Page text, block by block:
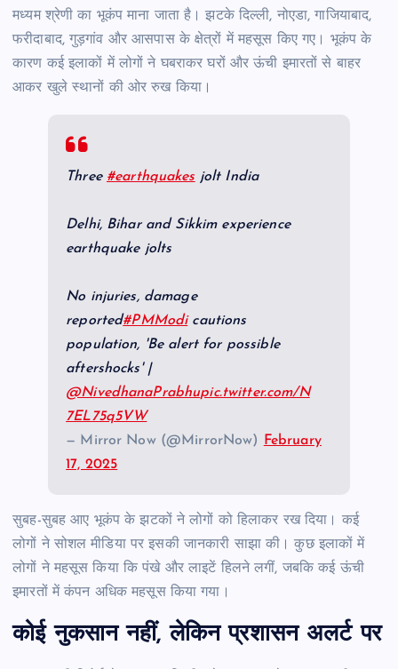
मध्यम श्रेणी का भूकंप माना जाता है। झटके दिल्ली, नोएडा, गाजियाबाद,
फरीदाबाद, गुड़गांव और आसपास के क्षेत्रों में महसूस किए गए। भूकंप के
कारण कई इलाकों में लोगों ने घबराकर घरों और ऊंची इमारतों से बाहर
आकर खुले स्थानों की ओर रुख किया।
Three #earthquakes jolt India
Delhi, Bihar and Sikkim experience
earthquake jolts
No injuries, damage
reported#PMModicautions
population, 'Be alert for possible
aftershocks' |
@NivedhanaPrabhupic.twitter.com/N
7EL75q5VW
— Mirror Now (@MirrorNow)
February
17, 2025
सुबह-सुबह आए भूकंप के झटकों ने लोगों को हिलाकर रख दिया। कई
लोगों ने सोशल मीडिया पर इसकी जानकारी साझा की। कुछ इलाकों में
लोगों ने महसूस किया कि पंखे और लाइटें हिलने लगीं, जबकि कई ऊंची
इमारतों में कंपन अधिक महसूस किया गया।
कोई नुकसान नहीं, लेकिन प्रशासन अलर्ट पर